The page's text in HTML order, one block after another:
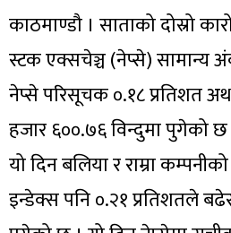
काठमाण्डौ । साताको दोस्रो
स्टक एक्सचेञ्च (नेप्से)
नेप्से परिसूचक ०.१८ प्रतिशत
हजार ६००.७६ विन्दुमा पुगेको छ
यो दिन बलिया र राम्रा
इन्डेक्स पनि ०.२१ प्रतिशतले